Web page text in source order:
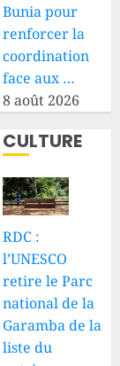
Bunia pour
renforcer la
coordination
face aux …
8 août 2026
CULTURE
RDC :
l’UNESCO
retire le Parc
national de la
Garamba de la
liste du